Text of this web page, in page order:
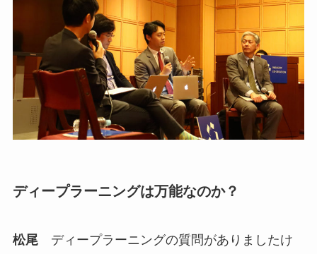
ディープラーニングは万能なのか？
松尾ディープラーニングの質問がありましたけ